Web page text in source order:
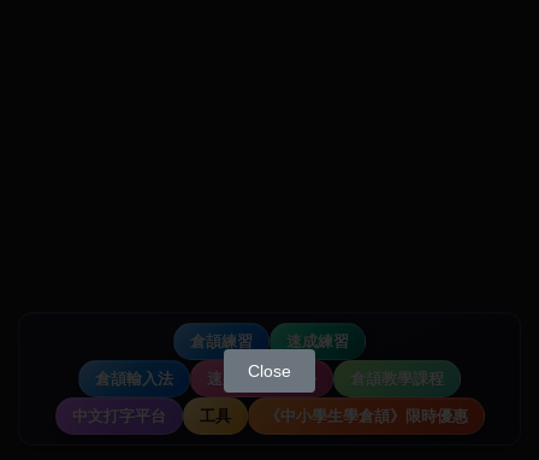
倉頡練習
速成練習
倉頡輸入法
速成輸入法教學
倉頡教學課程
中文打字平台
工具 《中小學生學倉頡》限時優惠
Close